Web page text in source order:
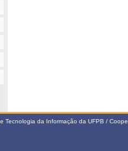
Tecnologia da Informação da UFPB /